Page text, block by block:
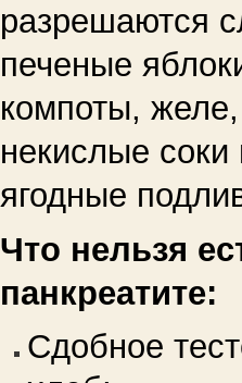
разрешаются
печеные
компоты,
некислые
ягодные
Что нельзя
панкреатите:
Сдобное